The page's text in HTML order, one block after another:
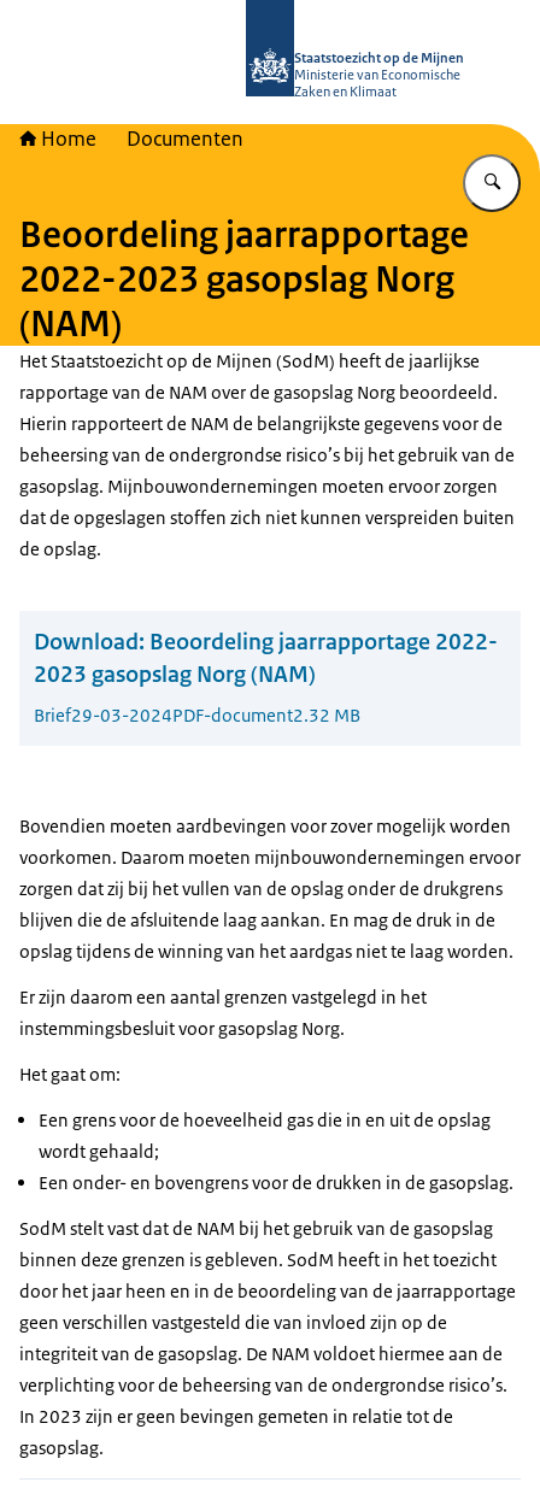
Staatstoezicht op de Mijnen
Ministerie van Economische
Zaken en Klimaat
Home Documenten
Beoordeling jaarrapportage
2022-2023 gasopslag Norg
(NAM)
Het Staatstoezicht op de Mijnen (SodM) heeft de jaarlijkse
rapportage van de NAM over de gasopslag Norg beoordeeld.
Hierin rapporteert de NAM de belangrijkste gegevens voor de
beheersing van de ondergrondse risico’s bij het gebruik van de
gasopslag. Mijnbouwondernemingen moeten ervoor zorgen
dat de opgeslagen stoffen zich niet kunnen verspreiden buiten
de opslag.
Download: Beoordeling jaarrapportage 2022-
2023 gasopslag Norg (NAM)
Brief29-03-2024PDF-document2.32 MB
Bovendien moeten aardbevingen voor zover mogelijk worden
voorkomen. Daarom moeten mijnbouwondernemingen ervoor
zorgen dat zij bij het vullen van de opslag onder de drukgrens
blijven die de afsluitende laag aankan. En mag de druk in de
opslag tijdens de winning van het aardgas niet te laag worden.
Er zijn daarom een aantal grenzen vastgelegd in het
instemmingsbesluit voor gasopslag Norg.
Het gaat om:
Een grens voor de hoeveelheid gas die in en uit de opslag
wordt gehaald;
Een onder- en bovengrens voor de drukken in de gasopslag.
SodM stelt vast dat de NAM bij het gebruik van de gasopslag
binnen deze grenzen is gebleven. SodM heeft in het toezicht
door het jaar heen en in de beoordeling van de jaarrapportage
geen verschillen vastgesteld die van invloed zijn op de
integriteit van de gasopslag. De NAM voldoet hiermee aan de
verplichting voor de beheersing van de ondergrondse risico’s.
In 2023 zijn er geen bevingen gemeten in relatie tot de
gasopslag.